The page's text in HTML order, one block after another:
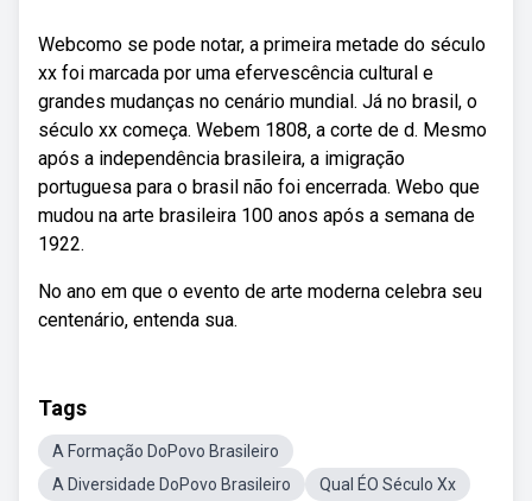
Webcomo se pode notar, a primeira metade do século
xx foi marcada por uma efervescência cultural e
grandes mudanças no cenário mundial. Já no brasil, o
século xx começa. Webem 1808, a corte de d. Mesmo
após a independência brasileira, a imigração
portuguesa para o brasil não foi encerrada. Webo que
mudou na arte brasileira 100 anos após a semana de
1922.
No ano em que o evento de arte moderna celebra seu
centenário, entenda sua.
Tags
A Formação DoPovo Brasileiro
A Diversidade DoPovo Brasileiro
Qual ÉO Século Xx